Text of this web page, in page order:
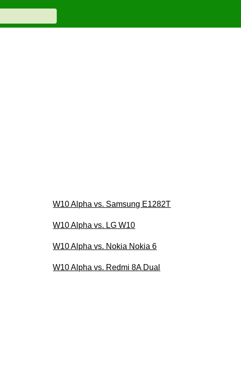
W10 Alpha vs. Samsung E1282T
W10 Alpha vs. LG W10
W10 Alpha vs. Nokia Nokia 6
W10 Alpha vs. Redmi 8A Dual